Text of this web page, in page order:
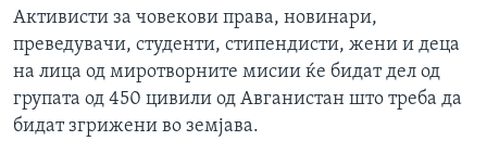
Активисти за човекови права, новинари,
преведувачи, студенти, стипендисти, жени и деца
на лица од миротворните мисии ќе бидат дел од
групата од 450 цивили од Авганистан што треба да
бидат згрижени во земјава.